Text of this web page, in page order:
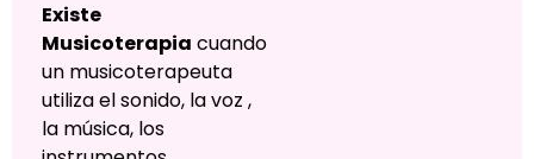
Existe
Musicoterapia cuando
un musicoterapeuta
utiliza el sonido, la voz ,
la música, los